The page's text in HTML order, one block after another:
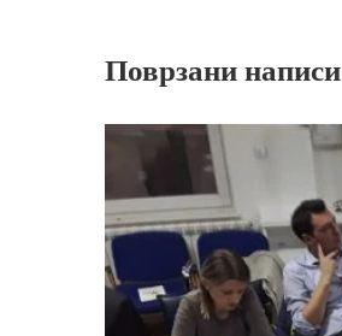
Поврзани написи